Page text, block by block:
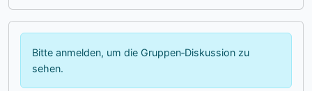
Bitte anmelden, um die Gruppen‑Diskussion zu
sehen.